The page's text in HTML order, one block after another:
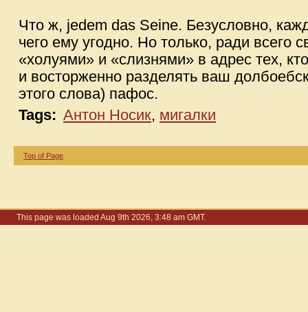
Что ж, jedem das Seine. Безусловно,
чего ему угодно. Но только, ради всего
«холуями» и «слизнями» в адрес тех,
и восторженно разделять ваш
этого слова) пафос.
Tags: Антон Носик, мигалки
Top of Page
This page was loaded Aug 9th 2026, 3:48 am GMT.